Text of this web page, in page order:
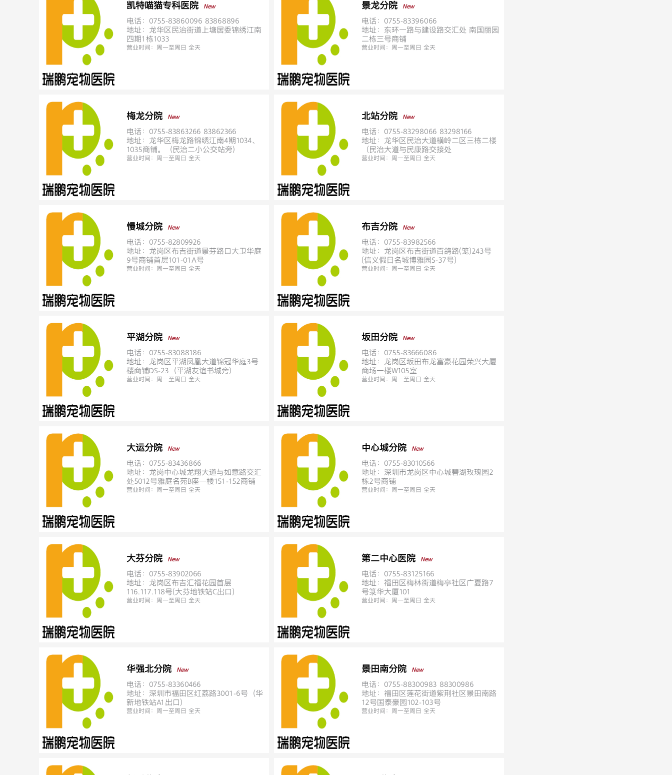
凯特喵猫专科医院 New
电话：0755-83860096 83868896
地址：龙华区民治街道上塘居委锦绣江南
四期1栋1033
营业时间： 周一至周日 全天
景龙分院 New
电话：0755-83396066
地址：东环一路与建设路交汇处 南国丽园
二栋三号商铺
营业时间： 周一至周日 全天
梅龙分院 New
电话：0755-83863266 83862366
地址：龙华区梅龙路锦绣江南4期1034、
1035商铺。（民治二小公交站旁）
营业时间： 周一至周日 全天
北站分院 New
电话：0755-83298066 83298166
地址：龙华区民治大道横岭二区三栋二楼
（民治大道与民康路交接处
营业时间： 周一至周日 全天
慢城分院 New
电话：0755-82809926
地址：龙岗区布吉街道景芬路口大卫华庭
9号商铺首层101-01A号
营业时间： 周一至周日 全天
布吉分院 New
电话：0755-83982566
地址：龙岗区布吉街道百鸽路(笼)243号
(信义假日名城博雅园S-37号)
营业时间： 周一至周日 全天
平湖分院 New
电话：0755-83088186
地址：龙岗区平湖凤凰大道锦冠华庭3号
楼商铺DS-23（平湖友谊书城旁）
营业时间： 周一至周日 全天
坂田分院 New
电话：0755-83666086
地址：龙岗区坂田布龙富豪花园荣兴大厦
商场一楼W105室
营业时间： 周一至周日 全天
大运分院 New
电话：0755-83436866
地址：龙岗中心城龙翔大道与如意路交汇
处5012号雅庭名苑B座一楼151-152商铺
营业时间： 周一至周日 全天
中心城分院 New
电话：0755-83010566
地址：深圳市龙岗区中心城碧湖玫瑰园2
栋2号商铺
营业时间： 周一至周日 全天
大芬分院 New
电话：0755-83902066
地址：龙岗区布吉汇福花园首层
116.117.118号(大芬地铁站C出口)
营业时间： 周一至周日 全天
第二中心医院 New
电话：0755-83125166
地址：福田区梅林街道梅亭社区广夏路7
号箓华大厦101
营业时间： 周一至周日 全天
华强北分院 New
电话：0755-83360466
地址：深圳市福田区红荔路3001-6号（华
新地铁站A1出口）
营业时间： 周一至周日 全天
景田南分院 New
电话：0755-88300983 88300986
地址：福田区莲花街道紫荆社区景田南路
12号国泰豪园102-103号
营业时间： 周一至周日 全天